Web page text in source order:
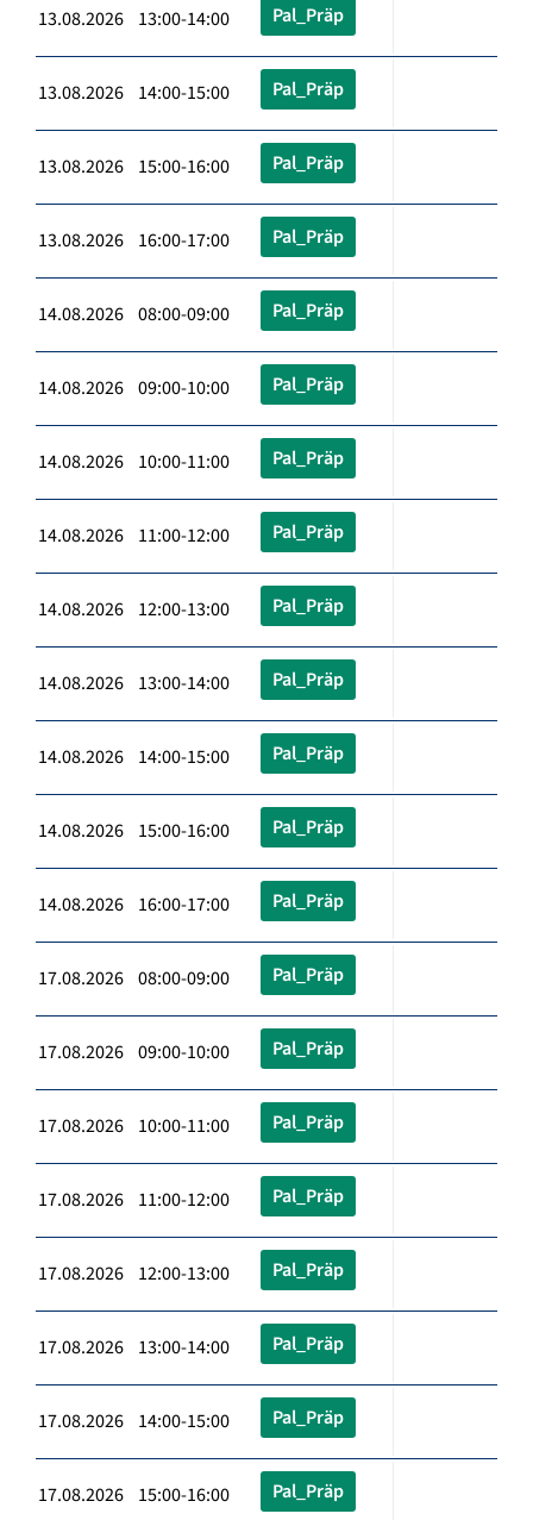
13.08.2026 13:00-14:00 Pal_Präp
13.08.2026 14:00-15:00 Pal_Präp
13.08.2026 15:00-16:00 Pal_Präp
13.08.2026 16:00-17:00 Pal_Präp
14.08.2026 08:00-09:00 Pal_Präp
14.08.2026 09:00-10:00 Pal_Präp
14.08.2026 10:00-11:00 Pal_Präp
14.08.2026 11:00-12:00 Pal_Präp
14.08.2026 12:00-13:00 Pal_Präp
14.08.2026 13:00-14:00 Pal_Präp
14.08.2026 14:00-15:00 Pal_Präp
14.08.2026 15:00-16:00 Pal_Präp
14.08.2026 16:00-17:00 Pal_Präp
17.08.2026 08:00-09:00 Pal_Präp
17.08.2026 09:00-10:00 Pal_Präp
17.08.2026 10:00-11:00 Pal_Präp
17.08.2026 11:00-12:00 Pal_Präp
17.08.2026 12:00-13:00 Pal_Präp
17.08.2026 13:00-14:00 Pal_Präp
17.08.2026 14:00-15:00 Pal_Präp
17.08.2026 15:00-16:00 Pal_Präp